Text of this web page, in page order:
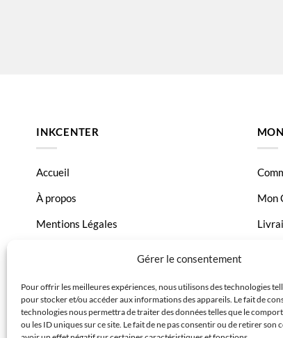
Gérer le consentement
Pour offrir les meilleures expériences, nous utilisons des technologies
pour stocker et/ou accéder aux informations des appareils. Le fait de
technologies nous permettra de traiter des données telles que le
ou les ID uniques sur ce site. Le fait de ne pas consentir ou de retirer son
INKCENTER
Accueil
À propos
Mentions Légales
Politique de confidentialité
Mon